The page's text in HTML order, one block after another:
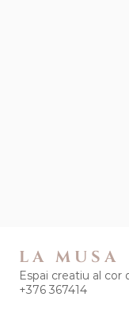
LA MUSA
Espai creatiu al cor
+376 367414